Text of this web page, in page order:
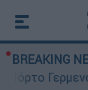
BREAKING
Γερμενό: